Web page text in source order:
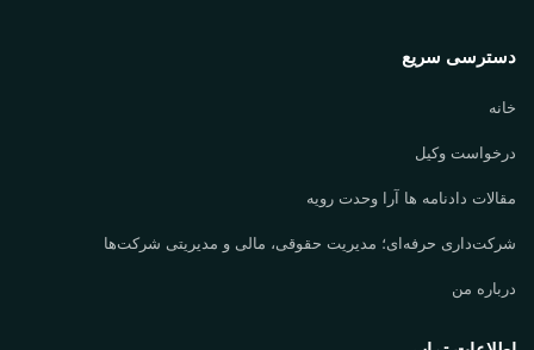
دسترسی سریع
خانه
درخواست وکیل
مقالات دادنامه ها آرا وحدت رویه
شرکت‌داری حرفه‌ای؛ مدیریت حقوقی، مالی و مدیریتی شرکت‌ها
درباره من